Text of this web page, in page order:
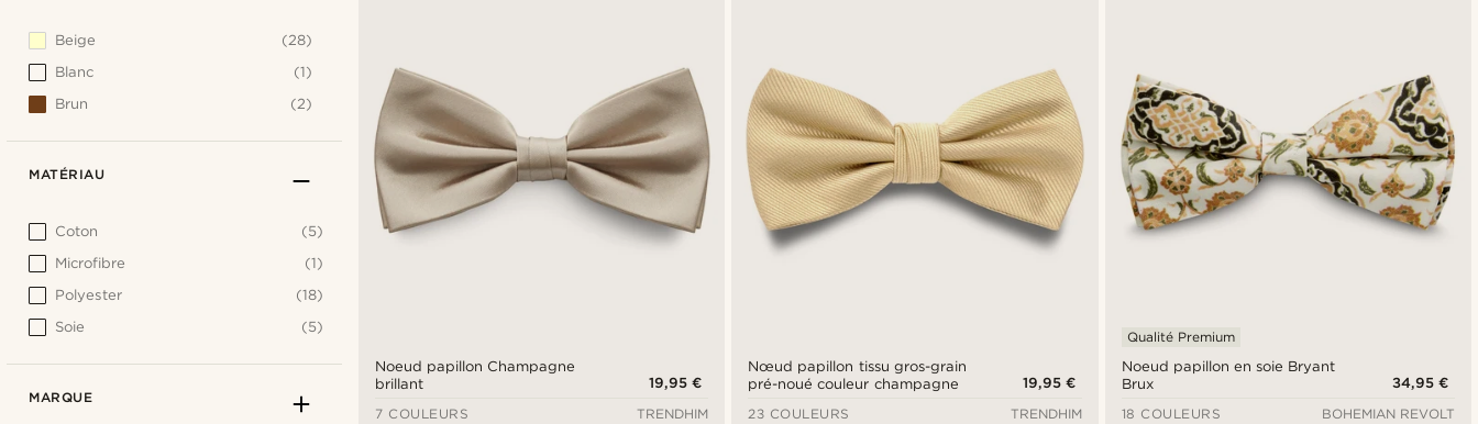
Noeud papillon Champagne
brillant
19,95 €
7 COULEURS
TRENDHIM
Nœud papillon tissu gros-grain
pré-noué couleur champagne
19,95 €
23 COULEURS
TRENDHIM
Noeud papillon en soie Bryant
Brux
Qualité Premium
34,95 €
18 COULEURS
BOHEMIAN REVOLT
Beige
(28)
Blanc
(1)
Brun
(2)
MATÉRIAU
Coton
(5)
Microfibre
(1)
Polyester
(18)
Soie
(5)
MARQUE